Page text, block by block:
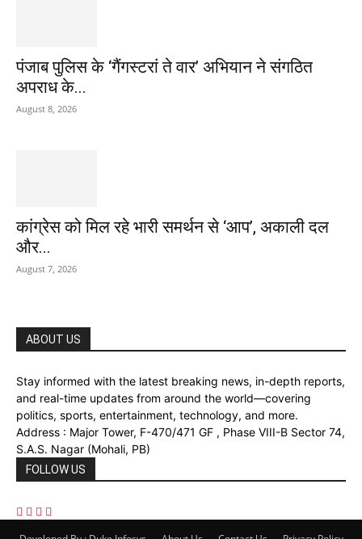
पंजाब पुलिस के ‘गैंगस्टरां ते वार’ अभियान ने संगठित
अपराध के...
August 8, 2026
कांग्रेस को मिल रहे भारी समर्थन से ‘आप’, अकाली दल
और...
August 7, 2026
ABOUT US
Stay informed with the latest breaking news, in-depth reports,
and real-time updates from around the world—covering
politics, sports, entertainment, technology, and more.
Address : Major Tower, F-470/471 GF , Phase VIII-B Sector 74,
S.A.S. Nagar (Mohali, PB)
FOLLOW US